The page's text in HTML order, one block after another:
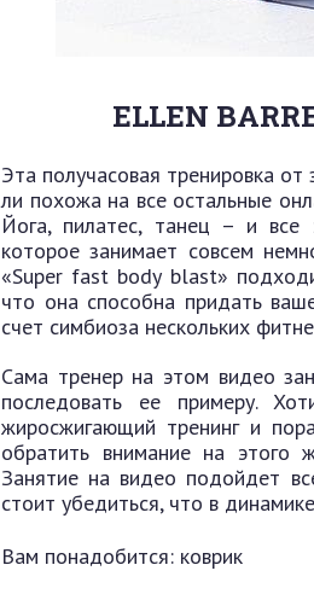
ЕLLEN
Эта получасовая тренировка
ли похожа на все остальные
Йога, пилатес, танец – и все
которое занимает совсем
«Super fast body blast»
что она способна придать
счет симбиоза нескольких
Сама тренер на этом видео
последовать ее примеру.
жиросжигающий тренинг и
обратить внимание на этого
Занятие на видео подойдет
стоит убедиться, что в
Вам понадобится: коврик